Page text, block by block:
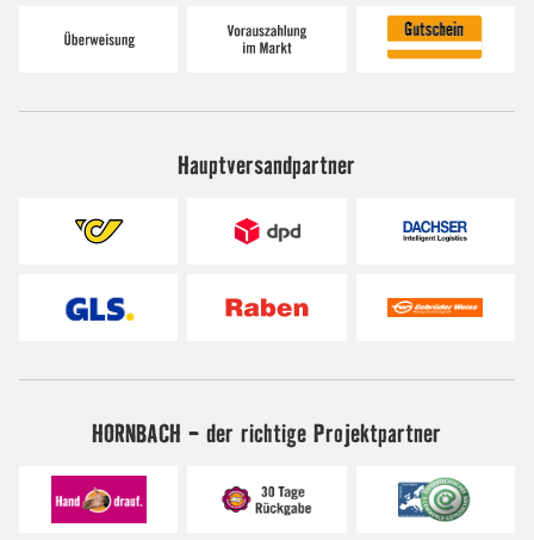
Hauptversandpartner
HORNBACH - der richtige Projektpartner